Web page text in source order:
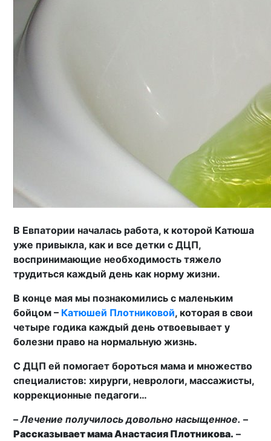
В Евпатории началась работа, к которой Катюша
уже привыкла, как и все детки с ДЦП,
воспринимающие необходимость тяжело
трудиться каждый день как норму жизни.
В конце мая мы познакомились с маленьким
бойцом – Катюшей Плотниковой, которая в свои
четыре годика каждый день отвоевывает у
болезни право на нормальную жизнь.
С ДЦП ей помогает бороться мама и множество
специалистов: хирурги, неврологи, массажисты,
коррекционные педагоги…
–Лечение получилось довольно насыщенное. –
Рассказывает мама Анастасия Плотникова. –